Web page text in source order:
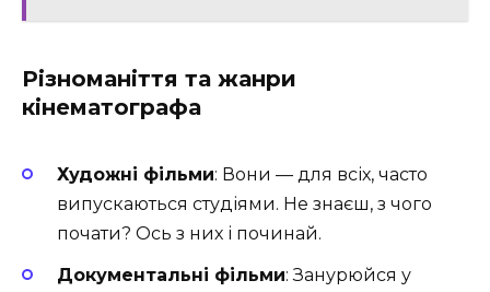
Різноманіття та жанри
кінематографа
Художні фільми: Вони — для всіх, часто
випускаються студіями. Не знаєш, з чого
почати? Ось з них і починай.
Документальні фільми: Занурюйся у